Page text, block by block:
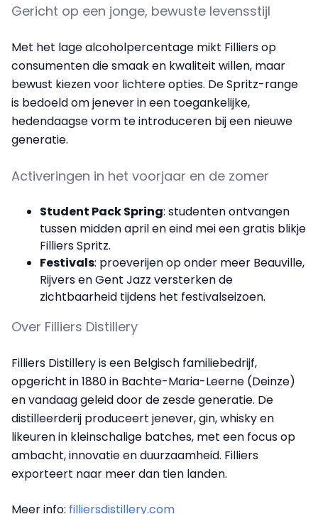
Gericht op een jonge, bewuste levensstijl
Met het lage alcoholpercentage mikt Filliers op
consumenten die smaak en kwaliteit willen, maar
bewust kiezen voor lichtere opties. De Spritz-range
is bedoeld om jenever in een toegankelijke,
hedendaagse vorm te introduceren bij een nieuwe
generatie.
Activeringen in het voorjaar en de zomer
Student Pack Spring: studenten ontvangen
tussen midden april en eind mei een gratis blikje
Filliers Spritz.
Festivals: proeverijen op onder meer Beauville,
Rijvers en Gent Jazz versterken de
zichtbaarheid tijdens het festivalseizoen.
Over Filliers Distillery
Filliers Distillery is een Belgisch familiebedrijf,
opgericht in 1880 in Bachte-Maria-Leerne (Deinze)
en vandaag geleid door de zesde generatie. De
distilleerderij produceert jenever, gin, whisky en
likeuren in kleinschalige batches, met een focus op
ambacht, innovatie en duurzaamheid. Filliers
exporteert naar meer dan tien landen.
Meer info: filliersdistillery.com